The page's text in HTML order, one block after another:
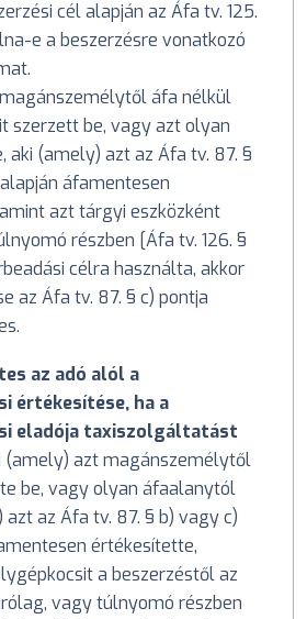
cél alapján az Áfa tv. 125.
e a beszerzésre vonatkozó
áfa nélkül
szerzett be, vagy azt olyan
(amely) azt az Áfa tv. 87. §
áfamentesen
azt tárgyi eszközként
részben [Áfa tv. 126. §
célra használta, akkor
az Áfa tv. 87. § c) pontja
az adó alól a
értékesítése, ha a
eladója taxiszolgáltatást
(amely) azt magánszemélytől
be, vagy olyan áfaalanytól
az Áfa tv. 87. § b) vagy c)
értékesítette,
a beszerzéstől az
vagy túlnyomó részben